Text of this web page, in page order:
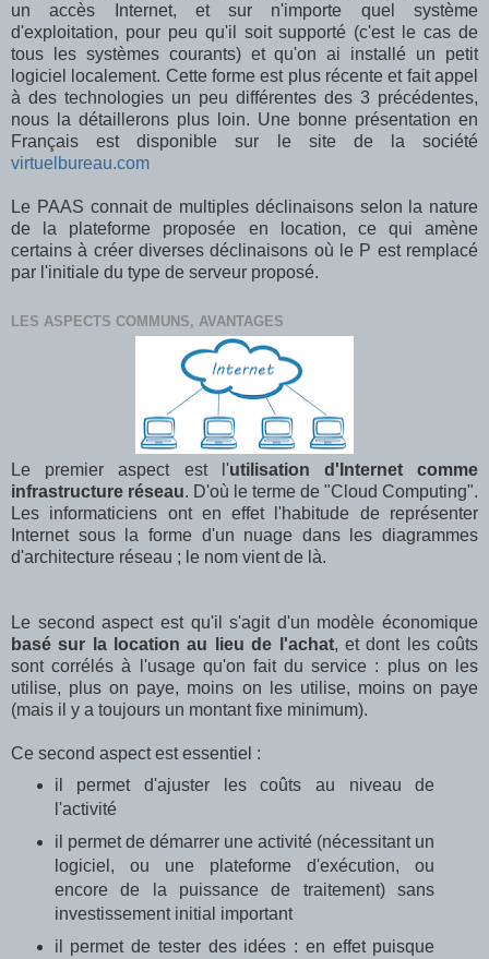
un accès Internet, et sur n'importe quel système
d'exploitation, pour peu qu'il soit supporté (c'est le cas de
tous les systèmes courants) et qu'on ai installé un petit
logiciel localement. Cette forme est plus récente et fait appel
à des technologies un peu différentes des 3 précédentes,
nous la détaillerons plus loin. Une bonne présentation en
Français est disponible sur le site de la société
virtuelbureau.com
Le PAAS connait de multiples déclinaisons selon la nature
de la plateforme proposée en location, ce qui amène
certains à créer diverses déclinaisons où le P est remplacé
par l'initiale du type de serveur proposé.
LES ASPECTS COMMUNS, AVANTAGES
Le premier aspect est l'utilisation d'Internet comme
infrastructure réseau. D'où le terme de "Cloud Computing".
Les informaticiens ont en effet l'habitude de représenter
Internet sous la forme d'un nuage dans les diagrammes
d'architecture réseau ; le nom vient de là.
Le second aspect est qu'il s'agit d'un modèle économique
basé sur la location au lieu de l'achat, et dont les coûts
sont corrélés à l'usage qu'on fait du service : plus on les
utilise, plus on paye, moins on les utilise, moins on paye
(mais il y a toujours un montant fixe minimum).
Ce second aspect est essentiel :
il permet d'ajuster les coûts au niveau de
l'activité
il permet de démarrer une activité (nécessitant un
logiciel, ou une plateforme d'exécution, ou
encore de la puissance de traitement) sans
investissement initial important
il permet de tester des idées : en effet puisque